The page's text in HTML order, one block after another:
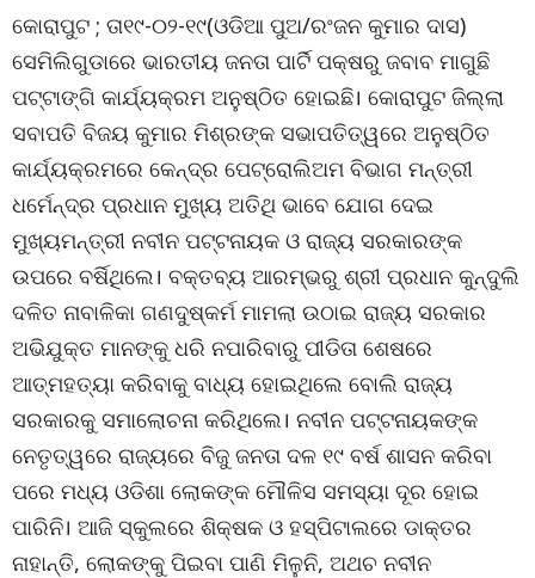
କୋରାପୁଟ ; ତା୧୯-୦୨-୧୯(ଓଡିଆ ପୁଅ/ରଂଜନ କୁମାର ଦାସ)
ସେମିଲିଗୁଡାରେ ଭାରତୀୟ ଜନତା ପାର୍ଟି ପକ୍ଷରୁ ଜବାବ ମାଗୁଛି
ପଟ୍ଟାଙ୍ଗି କାର୍ଯ୍ୟକ୍ରମ ଅନୁଷ୍ଠିତ ହୋଇଛି। କୋରାପୁଟ ଜିଲ୍ଲା
ସବାପତି ବିଜୟ କୁମାର ମିଶ୍ରଙ୍କ ସଭାପତିତ୍ୱରେ ଅନୁଷ୍ଠିତ
କାର୍ଯ୍ୟକ୍ରମରେ କେନ୍ଦ୍ର ପେଟ୍ରୋଲିଅମ ବିଭାଗ ମନ୍ତ୍ରୀ
ଧର୍ମେନ୍ଦ୍ର ପ୍ରଧାନ ମୁଖ୍ୟ ଅତିଥି ଭାବେ ଯୋଗ ଦେଇ
ମୁଖ୍ୟମନ୍ତ୍ରୀ ନବୀନ ପଟ୍ଟନାୟକ ଓ ରାଜ୍ୟ ସରକାରଙ୍କ
ଉପରେ ବର୍ଷିଥିଲେ। ବକ୍ତବ୍ୟ ଆରମ୍ଭରୁ ଶ୍ରୀ ପ୍ରଧାନ କୁନ୍ଦୁଲି
ଦଳିତ ନାବାଳିକା ଗଣଦୁଷ୍କର୍ମ ମାମଲା ଉଠାଇ ରାଜ୍ୟ ସରକାର
ଅଭିଯୁକ୍ତ ମାନଙ୍କୁ ଧରି ନପାରିବାରୁ ପୀଡିତା ଶେଷରେ
ଆତ୍ମହତ୍ୟା କରିବାକୁ ବାଧ୍ୟ ହୋଇଥିଲେ ବୋଲି ରାଜ୍ୟ
ସରକାରକୁ ସମାଲୋଚନା କରିଥିଲେ। ନବୀନ ପଟ୍ଟନାୟକଙ୍କ
ନେତୃତ୍ୱରେ ରାଜ୍ୟରେ ବିଜୁ ଜନତା ଦଳ ୧୯ ବର୍ଷ ଶାସନ କରିବା
ପରେ ମଧ୍ୟ ଓଡିଶା ଲୋକଙ୍କ ମୌଳିସ ସମସ୍ୟା ଦୂର ହୋଇ
ପାରିନି। ଆଜି ସ୍କୁଲରେ ଶିକ୍ଷକ ଓ ହସ୍ପିଟାଲରେ ଡାକ୍ତର
ନାହାନ୍ତି, ଲୋକଙ୍କୁ ପିଇବା ପାଣି ମିଳୁନି, ଅଥଚ ନବୀନ